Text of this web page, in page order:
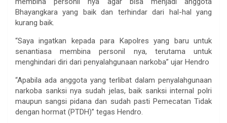
Bhayangkara yang baik dan terhindar dari hal-hal yang
kurang baik.
“Saya ingatkan kepada para Kapolres yang baru untuk
senantiasa membina personil nya, terutama untuk
menghindari diri dari penyalahgunaan narkoba” ujar Hendro
“Apabila ada anggota yang terlibat dalam penyalahgunaan
narkoba sanksi nya sudah jelas, baik sanksi internal polri
maupun sangsi pidana dan sudah pasti Pemecatan Tidak
dengan hormat (PTDH)” tegas Hendro.